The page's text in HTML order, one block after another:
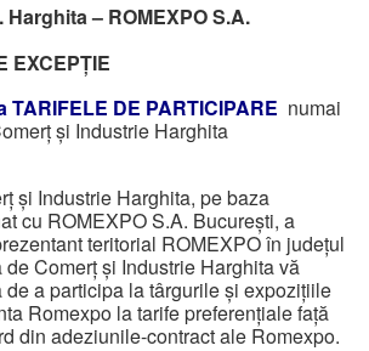
Harghita – ROMEXPO S.A.
EXCEPŢIE
TARIFELE DE PARTICIPARE numai
şi Industrie Harghita
şi Industrie Harghita, pe baza
cu ROMEXPO S.A. Bucureşti, a
teritorial ROMEXPO în judeţul
Comerţ şi Industrie Harghita vă
a participa la târgurile şi expoziţiile
Romexpo la tarife preferenţiale faţă
din adeziunile-contract ale Romexpo.